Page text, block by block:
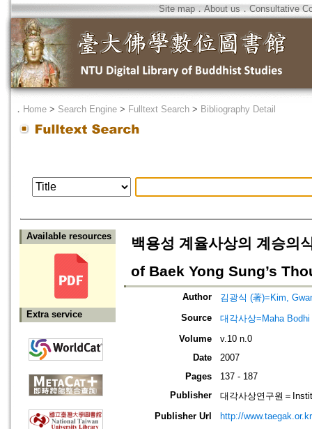
Site map．About us ． Consultative
． Home > Search Engine > Fulltext Search > Bibliography Detail
Available resources
Extra service
백용성 계율사상의 계승의
of Baek Yong Sung’s
Author
김광식 (著)=Kim,
Source
대각사상=Maha
Volume
v.10 n.0
Date
2007
Pages
137 - 187
Publisher
대각사상연구원＝
Publisher Url
http://